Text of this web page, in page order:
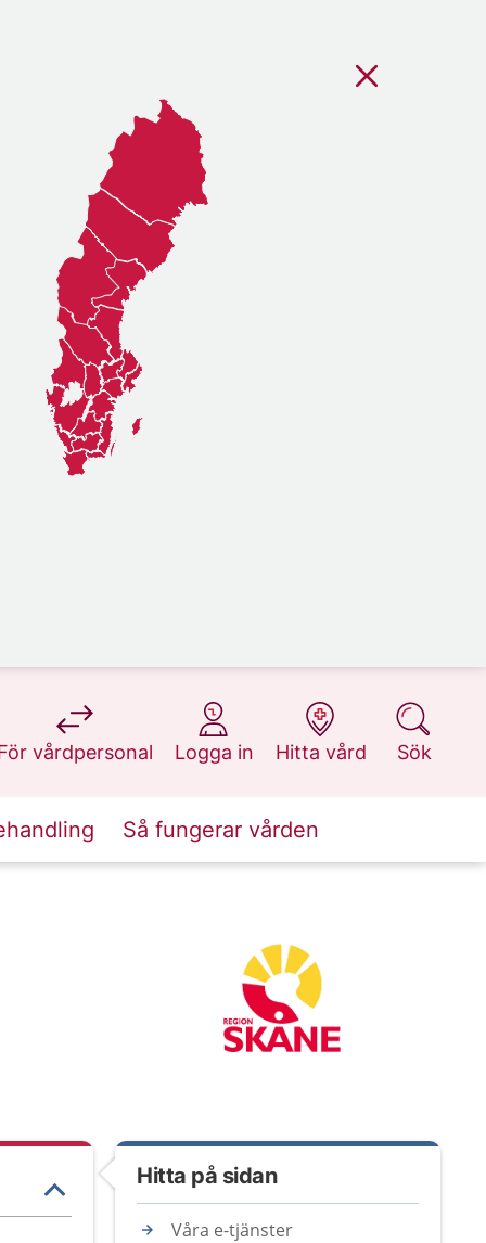
vårdpersonal
på 1177.se
Logga in
på 1177.se
Hitta vård
på 1177.se
Sök
på 1177.se
Så fungerar vården
Hitta på sidan
Våra e-tjänster